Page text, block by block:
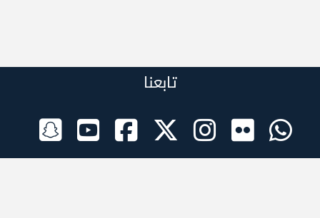
تابعنا